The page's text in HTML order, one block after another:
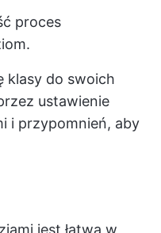
proces
klasy do swoich
ustawienie
i przypomnień, aby
jest łatwa w